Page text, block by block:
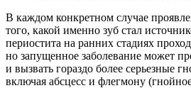
В каждом конкретном случае
того, какой именно зуб стал
периостита на ранних стадиях
но запущенное заболевание может
и вызвать гораздо более серьезные
включая абсцесс и флегмону